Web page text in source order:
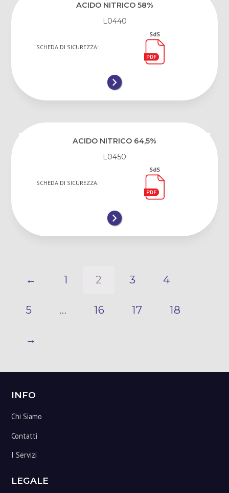
ACIDO NITRICO 58%
L0440
SCHEDA DI SICUREZZA:
SdS
ACIDO NITRICO 64,5%
L0450
SCHEDA DI SICUREZZA:
SdS
← 1 2 3 4
5 … 16 17 18
→
Footer
INFO
Chi Siamo
Contatti
I Servizi
LEGALE